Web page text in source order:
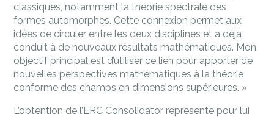
classiques, notamment la théorie spectrale des
formes automorphes. Cette connexion permet aux
idées de circuler entre les deux disciplines et a déjà
conduit à de nouveaux résultats mathématiques. Mon
objectif principal est d’utiliser ce lien pour apporter de
nouvelles perspectives mathématiques à la théorie
conforme des champs en dimensions supérieures. »
L’obtention de l’ERC Consolidator représente pour lui